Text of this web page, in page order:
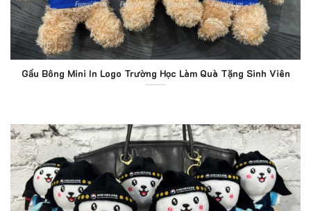
Gấu Bông Mini In Logo Trường Học Làm Quà Tặng Sinh Viên